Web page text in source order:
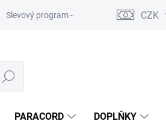
Slevový program - výhody CZK
Hledat
PARACORD DOPLŇKY